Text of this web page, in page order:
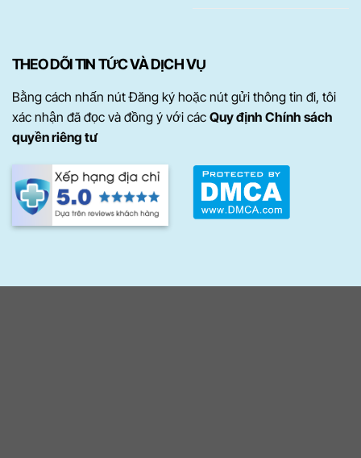
THEO DÕI TIN TỨC VÀ DỊCH VỤ
Bằng cách nhấn nút Đăng ký hoặc nút gửi thông tin đi, tôi
xác nhận đã đọc và đồng ý với các Quy định Chính sách
quyền riêng tư